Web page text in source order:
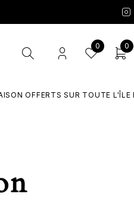
0 0
OFFERTS SUR TOUTE L'ÎLE